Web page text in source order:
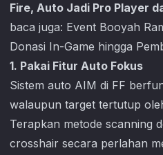
Fire, Auto Jadi Pro Player
baca juga: Event Booyah
Donasi In-Game hingga
1. Pakai Fitur Auto Fokus
Sistem auto AIM di FF
walaupun target tertutup
Terapkan metode scanning
crosshair secara perlahan